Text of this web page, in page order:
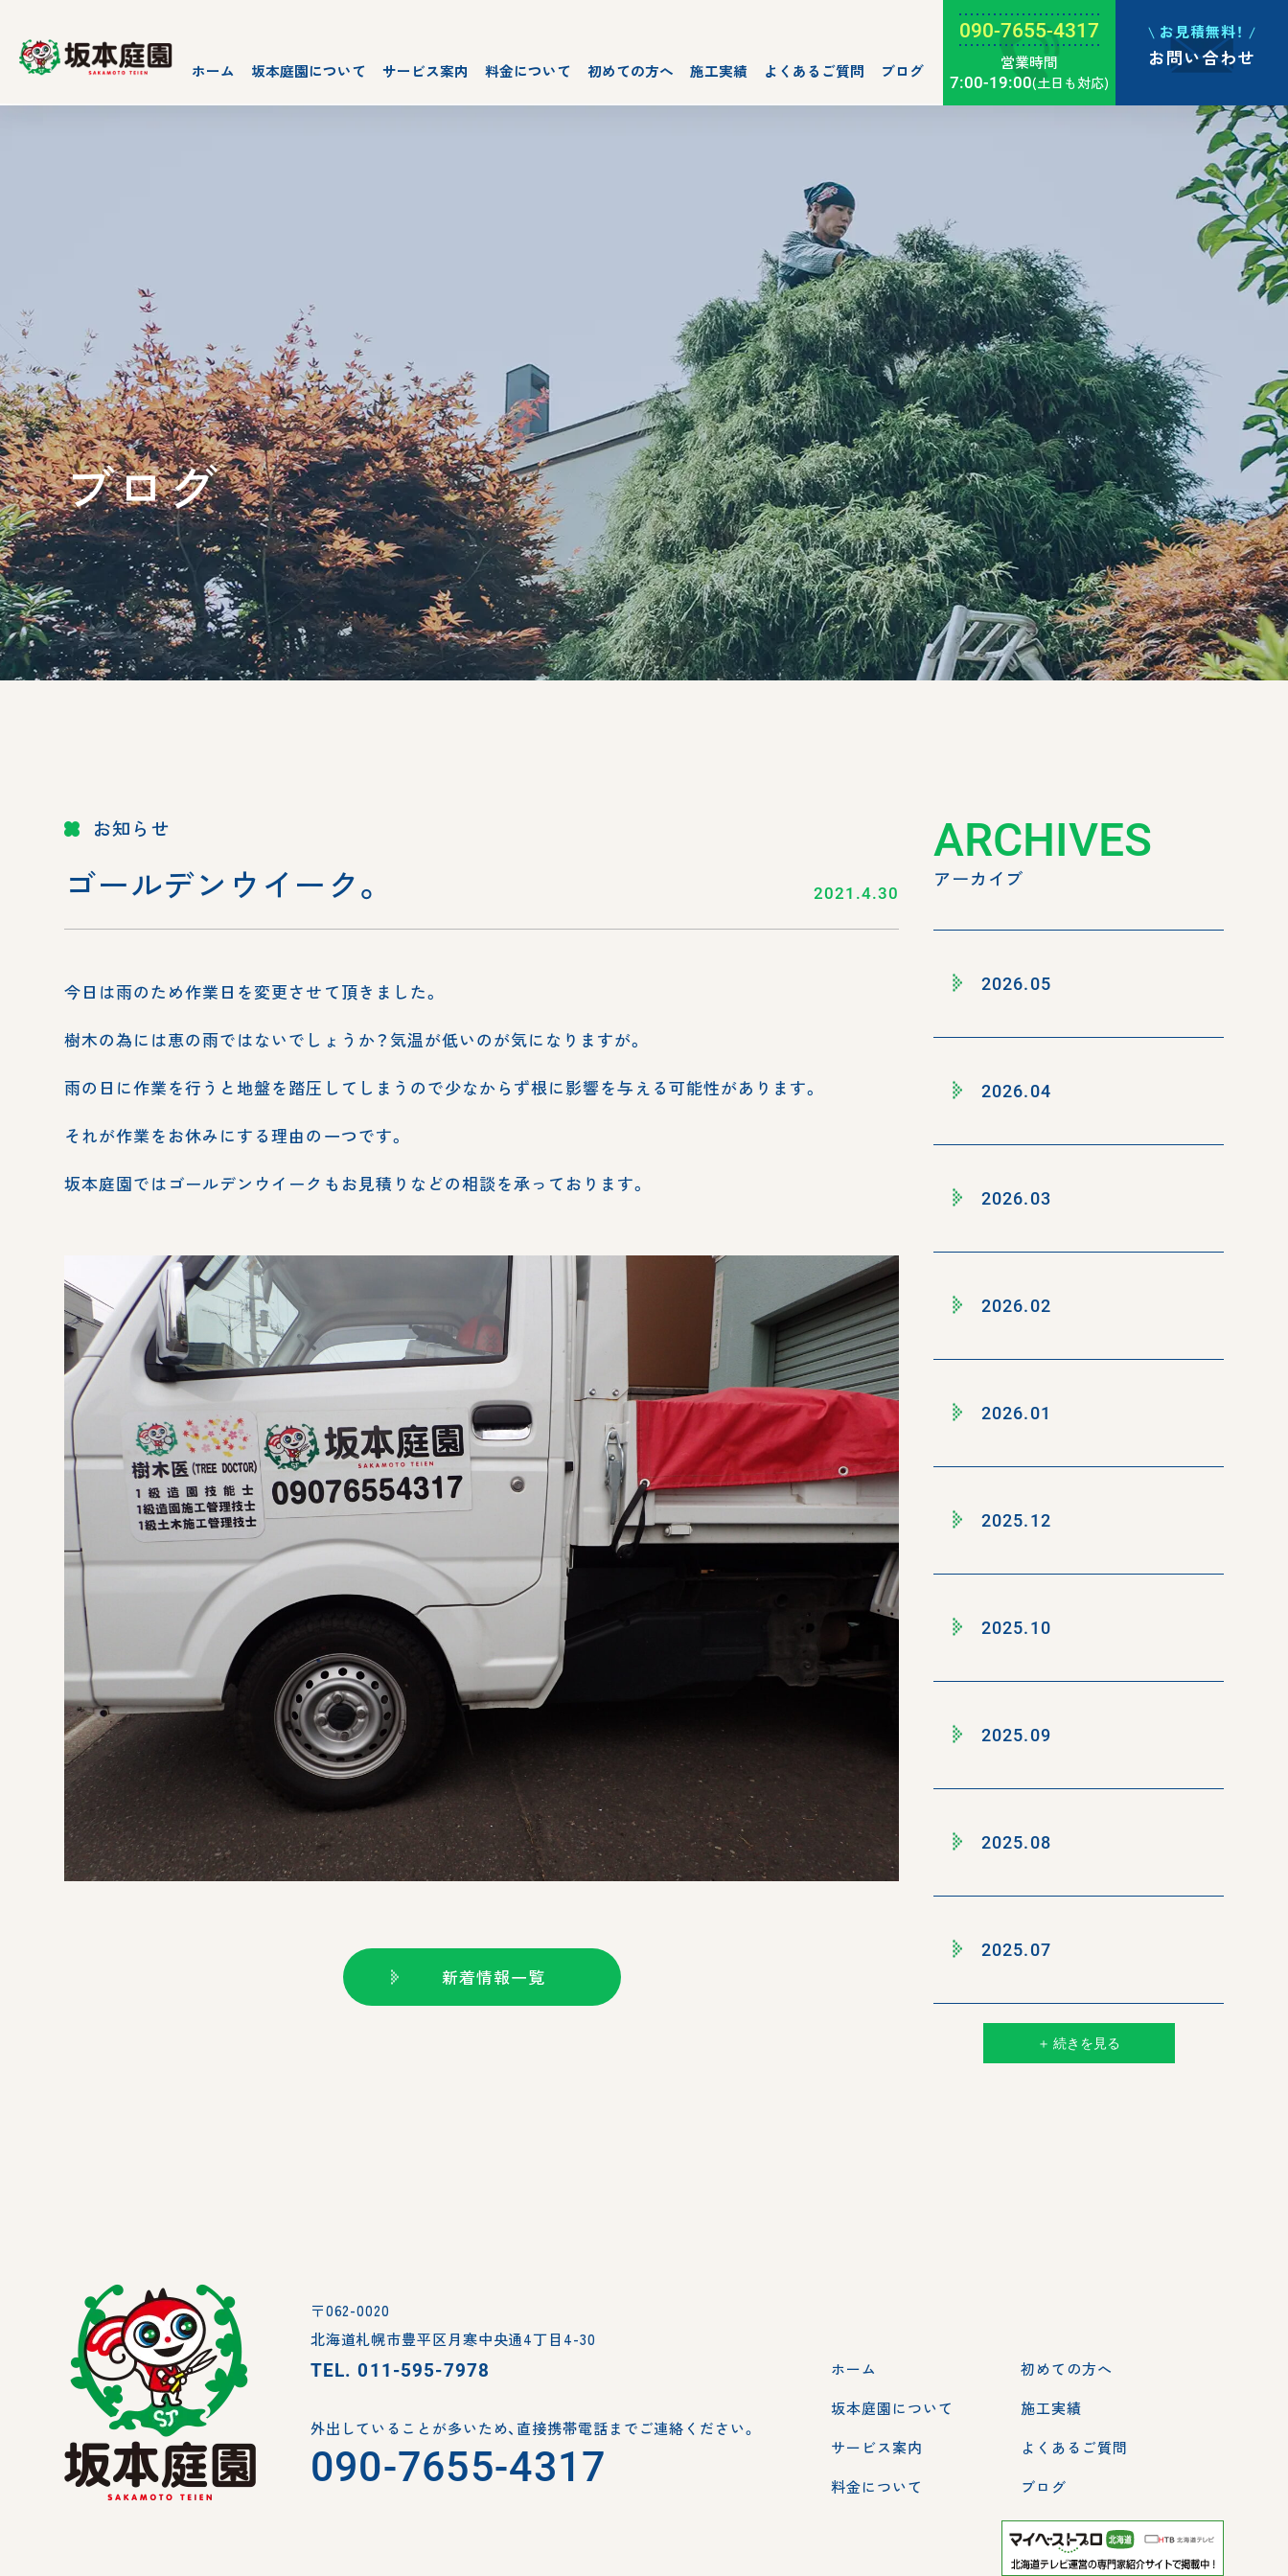
ホーム 坂本庭園について サービス案内 料金について 初めての方へ 施工実績 よくあるご質問 ブログ
090-7655-4317
営業時間
7:00-19:00(土日も対応)
お見積無料！
お問い合わせ
ブログ
お知らせ
2021.4.30
ゴールデンウイーク。
今日は雨のため作業日を変更させて頂きました。
樹木の為には恵の雨ではないでしょうか？気温が低いのが気になりますが。
雨の日に作業を行うと地盤を踏圧してしまうので少なからず根に影響を与える可能性があります。
それが作業をお休みにする理由の一つです。
坂本庭園ではゴールデンウイークもお見積りなどの相談を承っております。
新着情報一覧
ARCHIVES
アーカイブ
2026.05
2026.04
2026.03
2026.02
2026.01
2025.12
2025.10
2025.09
2025.08
2025.07
＋ 続きを見る
〒062-0020
北海道札幌市豊平区月寒中央通4丁目4-30
TEL.011-595-7978
外出していることが多いため、 直接携帯電話までご連絡ください。
090-7655-4317
ホーム
坂本庭園について
サービス案内
料金について
初めての方へ
施工実績
よくあるご質問
ブログ